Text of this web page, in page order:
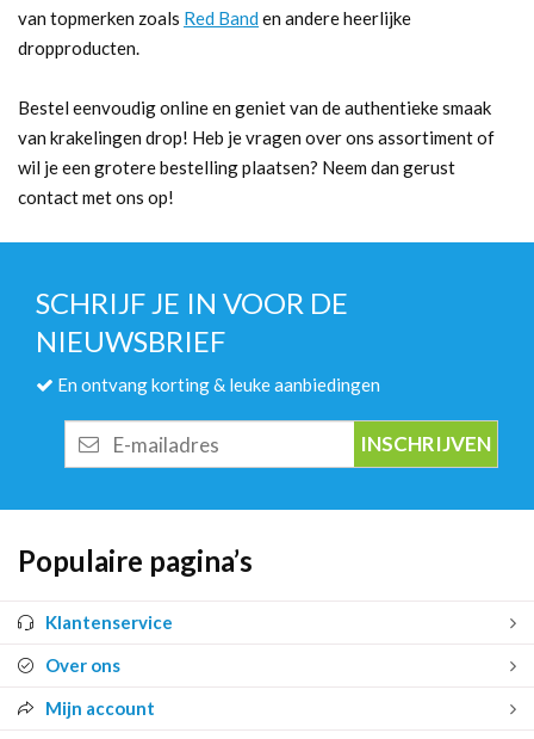
van topmerken zoals Red Band en andere heerlijke
dropproducten.
Bestel eenvoudig online en geniet van de authentieke smaak
van krakelingen drop! Heb je vragen over ons assortiment of
wil je een grotere bestelling plaatsen? Neem dan gerust
contact met ons op!
SCHRIJF JE IN VOOR DE
NIEUWSBRIEF
En ontvang korting & leuke aanbiedingen
mailadres
Populaire pagina’s
Klantenservice
Over ons
Mijn account